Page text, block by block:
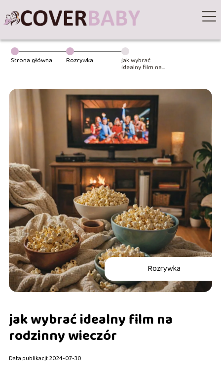
Strona główna Rozrywka jak wybrać
idealny film na
Rozrywka
jak wybrać idealny film na
rodzinny wieczór
Data publikacji: 2024-07-30